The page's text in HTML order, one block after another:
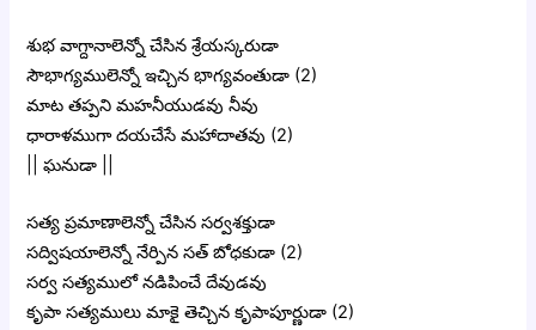
శుభ వాగ్దానాలెన్నో చేసిన శ్రేయస్కరుడా
సౌభాగ్యములెన్నో ఇచ్చిన భాగ్యవంతుడా (2)
మాట తప్పని మహనీయుడవు నీవు
ధారాళముగా దయచేసే మహాదాతవు (2)
|| ఘనుడా ||
సత్య ప్రమాణాలెన్నో చేసిన సర్వశక్తుడా
సద్విషయాలెన్నో నేర్పిన సత్ బోధకుడా (2)
సర్వ సత్యములో నడిపించే దేవుడవు
కృపా సత్యములు మాకై తెచ్చిన కృపాపూర్ణుడా (2)